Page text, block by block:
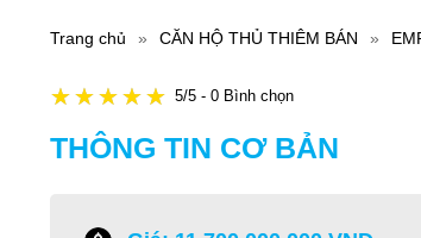
Trang chủ » CĂN HỘ THỦ THIÊM BÁN »
5/5 - 0 Bình chọn
THÔNG TIN CƠ BẢN